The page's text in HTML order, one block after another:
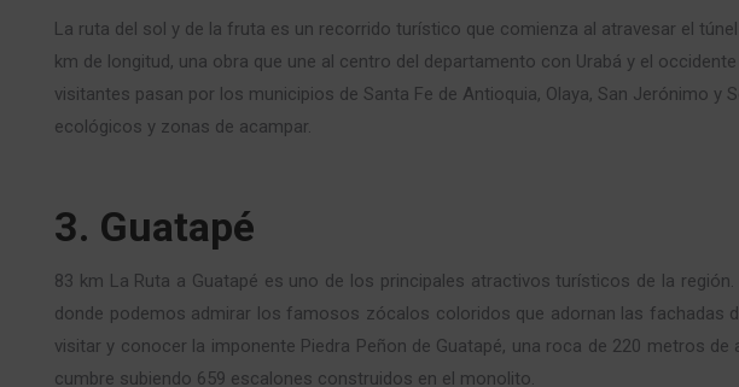
La ruta del sol y de la fruta es un recorrido turístico que comienza al atravesar el
km de longitud, una obra que une al centro del departamento con Urabá y el
visitantes pasan por los municipios de Santa Fe de Antioquia, Olaya, San Jerónimo y
ecológicos y zonas de acampar.
3. Guatapé
83 km La Ruta a Guatapé es uno de los principales atractivos turísticos de la
donde podemos admirar los famosos zócalos coloridos que adornan las fachadas
visitar y conocer la imponente Piedra Peñon de Guatapé, una roca de 220 metros de
cumbre subiendo 659 escalones construidos en el monolito.